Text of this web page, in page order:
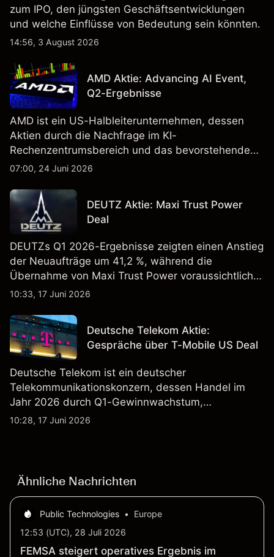
zum IPO, den jüngsten Geschäftsentwicklungen
und welche Einflüsse von Bedeutung sein könnten.
14:56, 3 August 2026
AMD Aktie: Advancing AI Event,
Q2-Ergebnisse
AMD ist ein US-Halbleiterunternehmen, dessen
Aktien durch die Nachfrage im KI-
Rechenzentrumsbereich und das bevorstehende
„Advancing AI 2026"-Event im Juli Aufmerksamkeit
Vergangenheit ist kein verlässlicher Indikator für
zukünftige Ergebnisse.
07:00, 24 Juni 2026
DEUTZ Aktie: Maxi Trust Power
Deal
DEUTZs Q1 2026-Ergebnisse zeigten einen Anstieg
der Neuaufträge um 41,2 %, während die
Übernahme von Maxi Trust Power voraussichtlich
40 Mio. € zum Umsatz von DEUTZ Energy
Vergangenheit ist kein verlässlicher Indikator für
zukünftige Ergebnisse.
10:33, 17 Juni 2026
Deutsche Telekom Aktie:
Gespräche über T-Mobile US Deal
Deutsche Telekom ist ein deutscher
Telekommunikationskonzern, dessen Handel im
Jahr 2026 durch Q1-Gewinnwachstum,
Aktienrückkäufe und Berichte über einen möglichen
10:28, 17 Juni 2026
Ähnliche Nachrichten
Public Technologies •
Europe
12:53 (UTC), 28 Juli 2026
FEMSA steigert operatives Ergebnis im